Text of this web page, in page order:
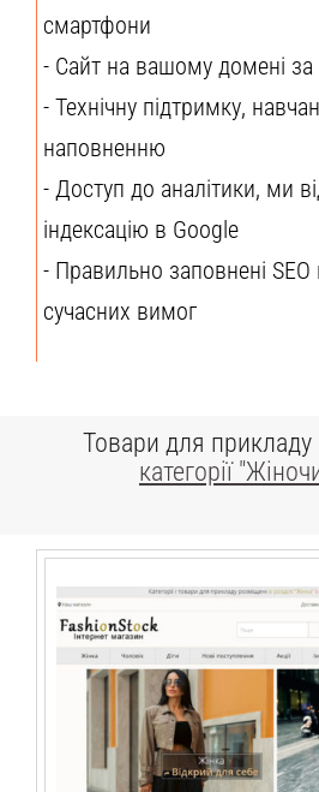
смартфони
- Сайт на вашому домені за
- Технічну підтримку,
наповненню
- Доступ до аналітики, ми
індексацію в Google
- Правильно заповнені SEO
сучасних вимог
Товари для прикладу
категорії